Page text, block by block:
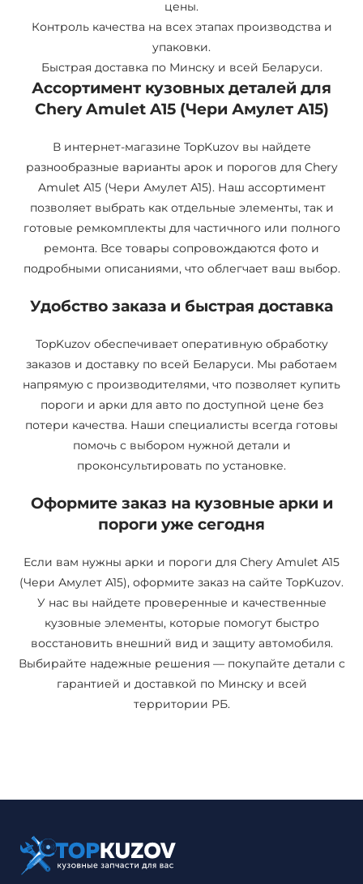
цены.
Контроль качества на всех этапах производства и
упаковки.
Быстрая доставка по Минску и всей Беларуси.
Ассортимент кузовных деталей для
Chery Amulet A15 (Чери Амулет A15)
В интернет-магазине TopKuzov вы найдете
разнообразные варианты арок и порогов для Chery
Amulet A15 (Чери Амулет A15). Наш ассортимент
позволяет выбрать как отдельные элементы, так и
готовые ремкомплекты для частичного или полного
ремонта. Все товары сопровождаются фото и
подробными описаниями, что облегчает ваш выбор.
Удобство заказа и быстрая доставка
TopKuzov обеспечивает оперативную обработку
заказов и доставку по всей Беларуси. Мы работаем
напрямую с производителями, что позволяет купить
пороги и арки для авто по доступной цене без
потери качества. Наши специалисты всегда готовы
помочь с выбором нужной детали и
проконсультировать по установке.
Оформите заказ на кузовные арки и
пороги уже сегодня
Если вам нужны арки и пороги для Chery Amulet A15
(Чери Амулет A15), оформите заказ на сайте TopKuzov.
У нас вы найдете проверенные и качественные
кузовные элементы, которые помогут быстро
восстановить внешний вид и защиту автомобиля.
Выбирайте надежные решения — покупайте детали с
гарантией и доставкой по Минску и всей
территории РБ.